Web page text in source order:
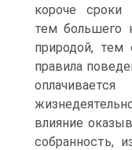
короче сроки
тем большего
природой,
правила
влияние
собранность,